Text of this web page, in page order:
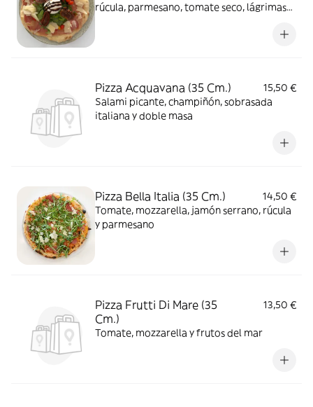
rúcula, parmesano, tomate seco, lágrimas
Pizza Acquavana (35 Cm.)
15,50 €
Salami picante, champiñón, sobrasada
italiana y doble masa
Pizza Bella Italia (35 Cm.)
14,50 €
Tomate, mozzarella, jamón serrano, rúcula
y parmesano
Pizza Frutti Di Mare (35
Cm.)
13,50 €
Tomate, mozzarella y frutos del mar